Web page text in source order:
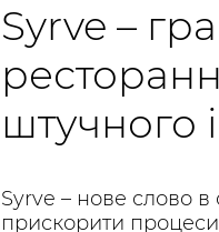
Syrve –
штучного
Syrve – нове слово
прискорити процеси